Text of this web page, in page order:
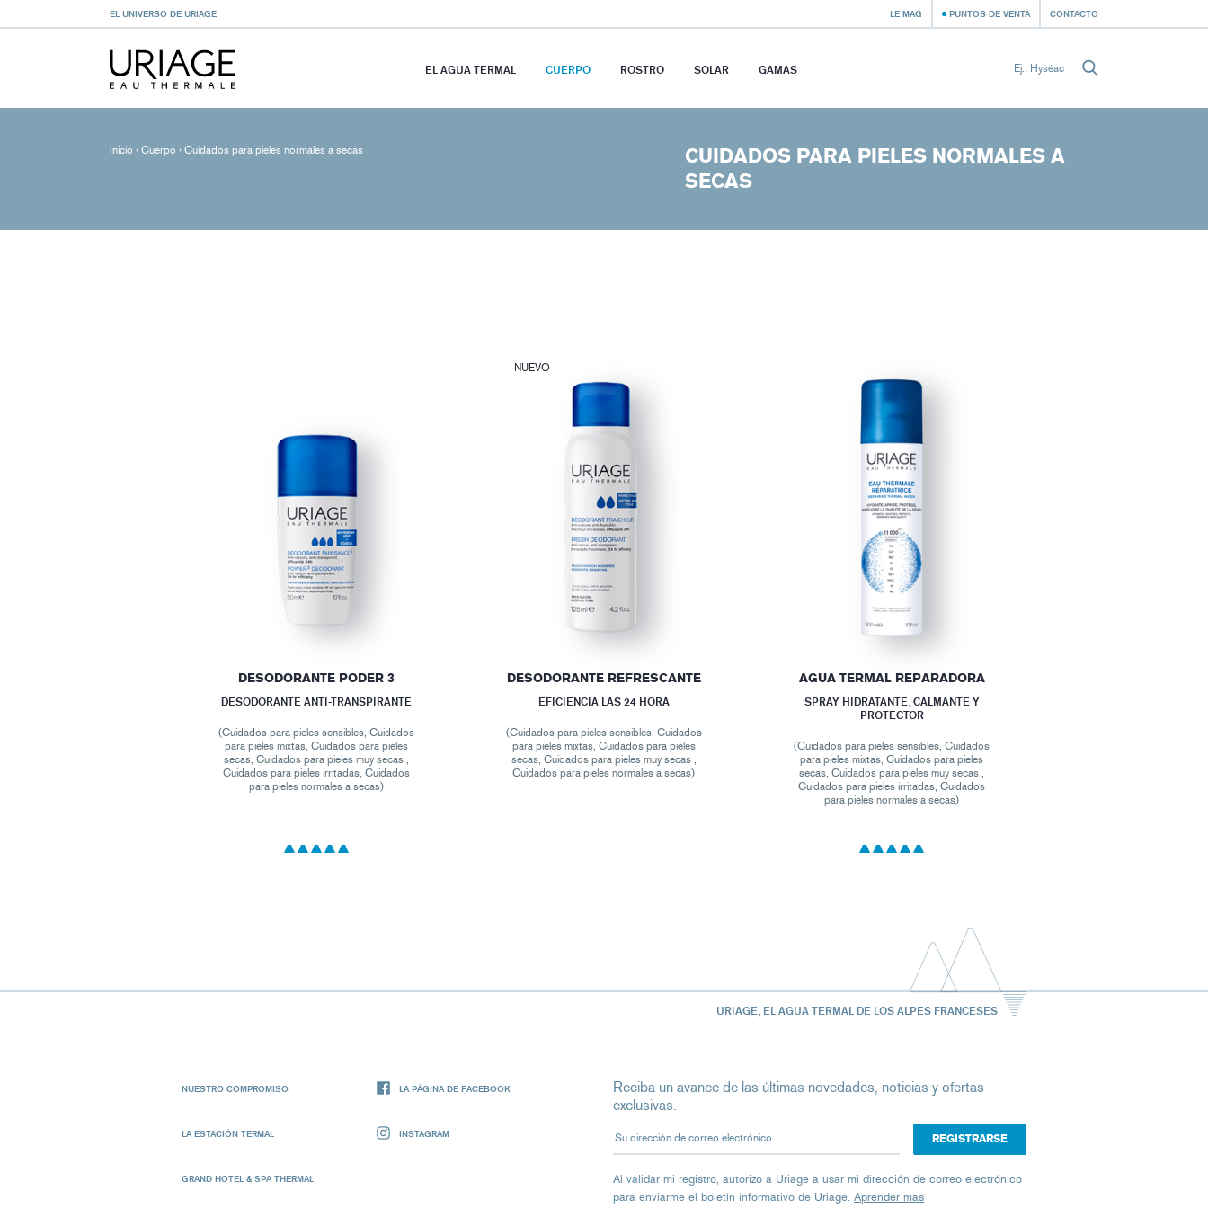
EL UNIVERSO DE URIAGE LE MAG PUNTOS DE VENTA CONTACTO
EL AGUA TERMAL CUERPO ROSTRO SOLAR GAMAS
Inicio › Cuerpo › Cuidados para pieles normales a secas
CUIDADOS PARA PIELES NORMALES A
SECAS
DESODORANTE PODER 3
DESODORANTE ANTI-TRANSPIRANTE
(Cuidados para pieles sensibles, Cuidados
para pieles mixtas, Cuidados para pieles
secas, Cuidados para pieles muy secas ,
Cuidados para pieles irritadas, Cuidados
para pieles normales a secas)
NUEVO
DESODORANTE REFRESCANTE
EFICIENCIA LAS 24 HORA
(Cuidados para pieles sensibles, Cuidados
para pieles mixtas, Cuidados para pieles
secas, Cuidados para pieles muy secas ,
Cuidados para pieles normales a secas)
AGUA TERMAL REPARADORA
SPRAY HIDRATANTE, CALMANTE Y
PROTECTOR
(Cuidados para pieles sensibles, Cuidados
para pieles mixtas, Cuidados para pieles
secas, Cuidados para pieles muy secas ,
Cuidados para pieles irritadas, Cuidados
para pieles normales a secas)
URIAGE, EL AGUA TERMAL DE LOS ALPES FRANCESES
NUESTRO COMPROMISO
LA ESTACIÓN TERMAL
GRAND HOTEL & SPA THERMAL
LA PÁGINA DE FACEBOOK
INSTAGRAM
Reciba un avance de las últimas novedades, noticias y ofertas
exclusivas.
Su dirección de correo electrónico
Al validar mi registro, autorizo ​​a Uriage a usar mi dirección de correo electrónico
para enviarme el boletín informativo de Uriage. Aprender mas